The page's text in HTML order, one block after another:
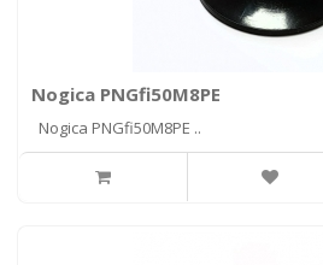
Nogica PNGfi50M8PE
Nogica PNGfi50M8PE ..